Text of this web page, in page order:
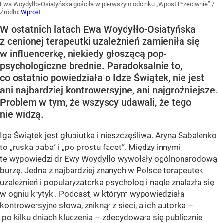
Ewa Woydyłło-Osiatyńska gościła w pierwszym odcinku „Wpost Przeciwnie” /
Źródło: Wprost
W ostatnich latach Ewa Woydyłło-Osiatyńska
z cenionej terapeutki uzależnień zamieniła się
w influencerkę, niekiedy głoszącą pop-
psychologiczne brednie. Paradoksalnie to,
co ostatnio powiedziała o Idze Świątek, nie jest
ani najbardziej kontrowersyjne, ani najgroźniejsze.
Problem w tym, że wszyscy udawali, że tego
nie widzą.
Iga Świątek jest głupiutka i nieszczęśliwa. Aryna Sabalenko
to „ruska baba” i „po prostu facet”. Między innymi
te wypowiedzi dr Ewy Woydyłło wywołały ogólnonarodową
burzę. Jedna z najbardziej znanych w Polsce terapeutek
uzależnień i popularyzatorka psychologii nagle znalazła się
w ogniu krytyki. Podcast, w którym wypowiedziała
kontrowersyjne słowa, zniknął z sieci, a ich autorka –
po kilku dniach kluczenia – zdecydowała się publicznie